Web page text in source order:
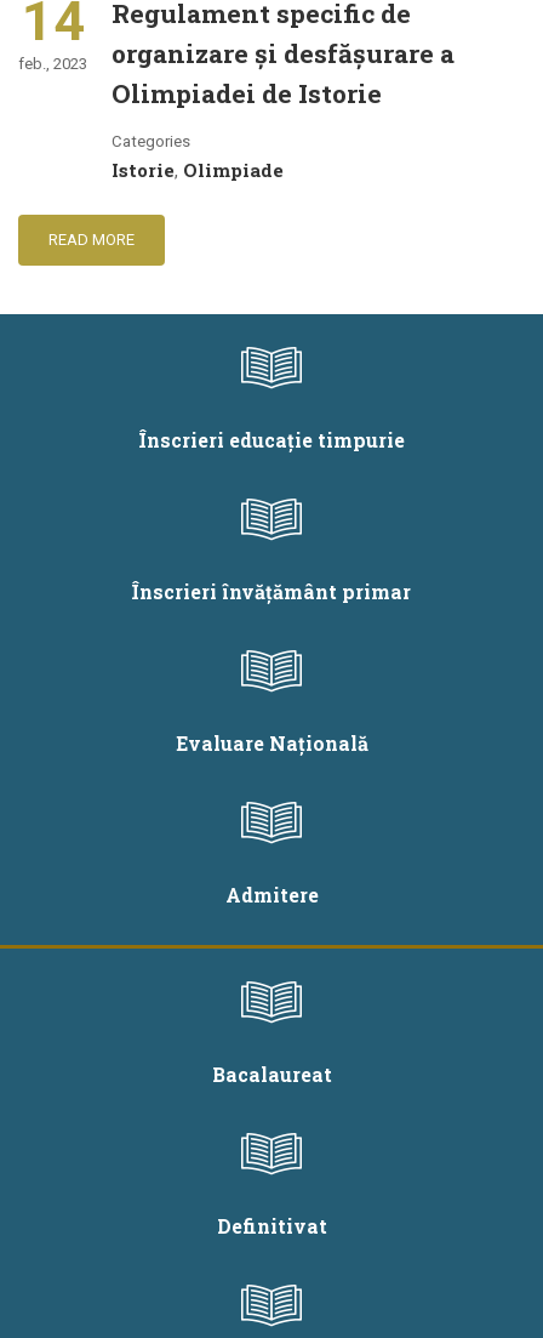
14
feb., 2023
Regulament specific de
organizare și desfășurare a
Olimpiadei de Istorie
Categories
Istorie, Olimpiade
READ MORE
Înscrieri educație timpurie
Înscrieri învățământ primar
Evaluare Națională
Admitere
Bacalaureat
Definitivat